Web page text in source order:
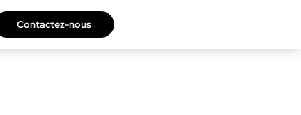
Contactez-nous